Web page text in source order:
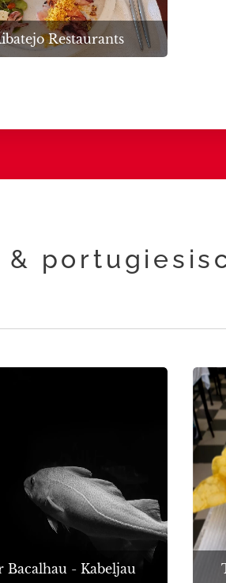
Restaurants
Bacalhau - Kabeljau